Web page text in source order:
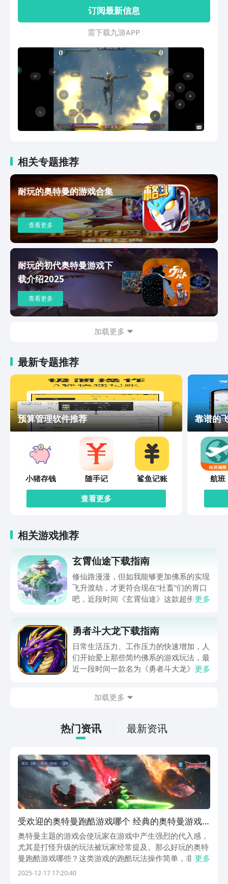
欢的话快来下载这款奥特曼格斗进化3全
人物解锁吧！
订阅最新信息
需 下 载 九 游 A P P
相关专题推荐
耐玩的奥特曼的游戏合集
查看更多
耐玩的初代奥特曼游戏下
载介绍2025
查看更多
加载更多
最新专题推荐
预算管理软件推荐
小猪存钱 随手记
鲨鱼记账
查看更多
靠谱的
航班
相关游戏推荐
玄霄仙途下载指南
修仙路漫漫，但如我能够更加佛系的实现
飞升渡劫，才更符合现在“社畜”们的胃口
吧，近段时间《玄霄仙途》这款超佛的文
途下载预约教程，这款游戏目前已经进入
了试玩状态就还未正式上线，大家现在可
以点击下方分享出的“《玄霄仙途》最新
预约下载地址”，通过这一渠道可以直接
更多
勇者斗大龙下载指南
日常生活压力、工作压力的快速增加，人
们开始爱上那些简约佛系的游戏玩法，最
近一段时间一款名为《勇者斗大龙》的简
程，在下方小编已经将该游戏的最新链接
接，豌豆荚APP上速速来拿免费的预约下
载名额吧！
更多
加载更多
热门资讯 最新资讯
受欢迎的奥特曼跑酷游戏哪个 经典的奥特曼游戏
介绍2025
奥特曼主题的游戏会使玩家在游戏中产生强烈的代入感，
尤其是打怪升级的玩法被玩家经常提及。那么好玩的奥特
曼跑酷游戏哪些？这类游戏的跑酷玩法操作简单，非常适
合和奥特曼这样高速战斗的形象结合，而以奥特曼为载体
更多
2025-12-17 17:20:40